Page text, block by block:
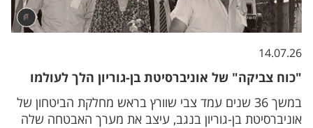
14.07.26
"כוח צביקה" של אוניברסיטת בן-גוריון הלך לעולמו
במשך 36 שנים עמד צבי שוורץ בראש מחלקת הביטחון של
אוניברסיטת בן-גוריון בנגב, עיצב את מערך האבטחה שלה